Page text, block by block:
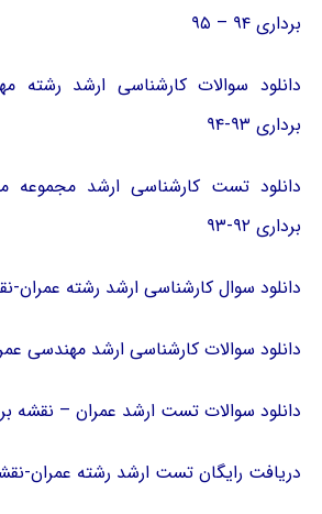
برداری ۹۴ – ۹۵
دانلود سوالات کارشناسی ارشد رشته
برداری ۹۳-۹۴
دانلود تست کارشناسی ارشد مجموعه
برداری ۹۲-۹۳
دانلود سوال کارشناسی ارشد رشته عمران-
دانلود سوالات کارشناسی ارشد مهندسی
دانلود سوالات تست ارشد عمران – نقشه
دریافت رایگان تست ارشد رشته عمران-نقشه